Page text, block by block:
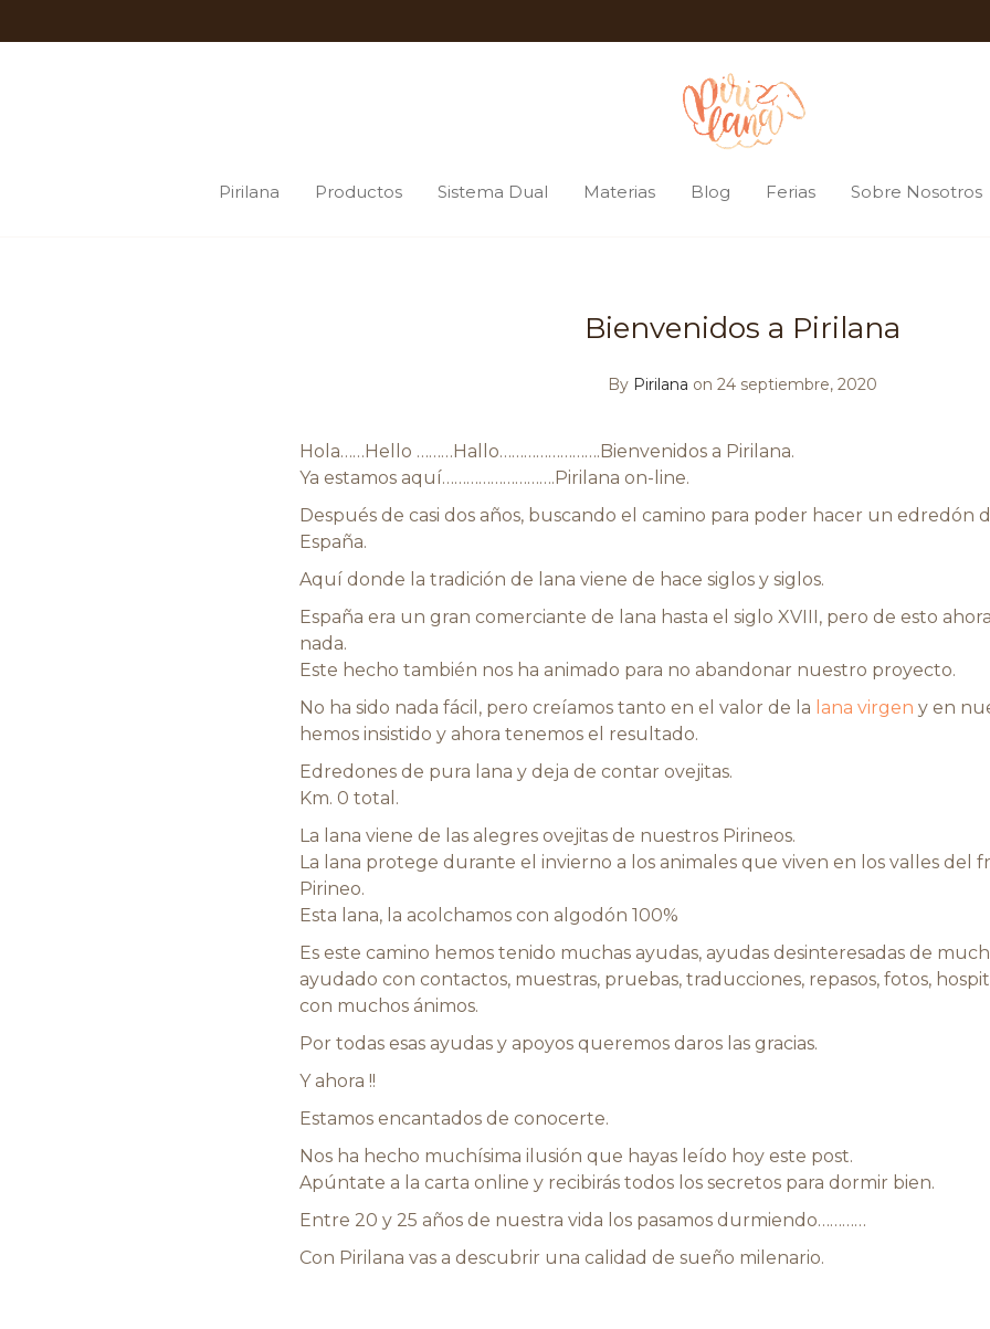
Pirilana Productos Sistema Dual Materias Blog Ferias Sobre Nosotros
Bienvenidos a Pirilana
By Pirilana on 24 septiembre, 2020
Hola……Hello ………Hallo…………………….Bienvenidos a Pirilana.
Ya estamos aquí……………………….Pirilana on-line.
Después de casi dos años, buscando el camino para poder hacer un edredón
España.
Aquí donde la tradición de lana viene de hace siglos y siglos.
España era un gran comerciante de lana hasta el siglo XVIII, pero de esto
nada.
Este hecho también nos ha animado para no abandonar nuestro proyecto.
No ha sido nada fácil, pero creíamos tanto en el valor de la lana virgen y en
hemos insistido y ahora tenemos el resultado.
Edredones de pura lana y deja de contar ovejitas.
Km. 0 total.
La lana viene de las alegres ovejitas de nuestros Pirineos.
La lana protege durante el invierno a los animales que viven en los valles del
Pirineo.
Esta lana, la acolchamos con algodón 100%
Es este camino hemos tenido muchas ayudas, ayudas desinteresadas de
ayudado con contactos, muestras, pruebas, traducciones, repasos, fotos,
con muchos ánimos.
Por todas esas ayudas y apoyos queremos daros las gracias.
Y ahora !!
Estamos encantados de conocerte.
Nos ha hecho muchísima ilusión que hayas leído hoy este post.
Apúntate a la carta online y recibirás todos los secretos para dormir bien.
Entre 20 y 25 años de nuestra vida los pasamos durmiendo…………
Con Pirilana vas a descubrir una calidad de sueño milenario.